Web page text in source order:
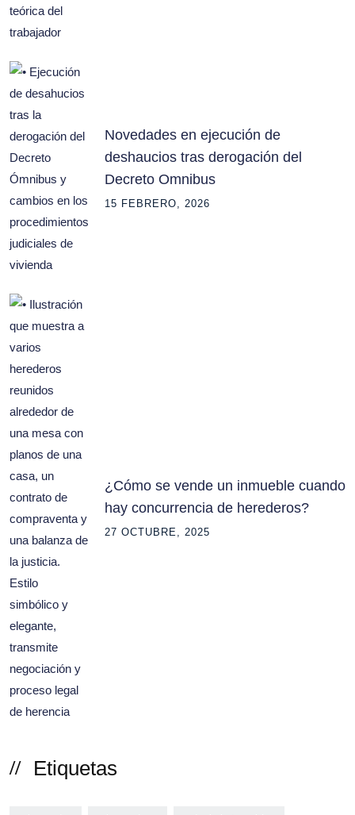
Novedades en ejecución de
deshaucios tras derogación del
Decreto Omnibus
15 FEBRERO, 2026
¿Cómo se vende un inmueble cuando
hay concurrencia de herederos?
27 OCTUBRE, 2025
Etiquetas